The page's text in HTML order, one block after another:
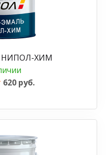
НИПОЛ-ХИМ
620 руб.